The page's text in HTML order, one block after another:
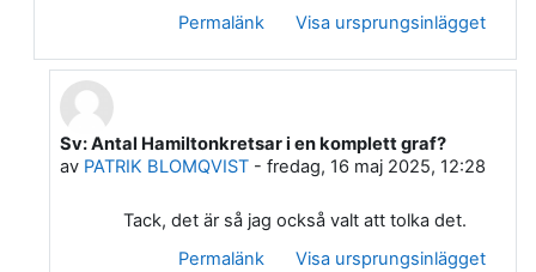
Permalänk
Visa ursprungsinlägget
Som svar till Borttagen användare
Sv: Antal Hamiltonkretsar i en komplett graf?
av PATRIK BLOMQVIST- fredag, 16 maj 2025, 12:28
Tack, det är så jag också valt att tolka det.
Permalänk
Visa ursprungsinlägget